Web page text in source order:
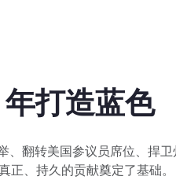
打造蓝色
、翻转美国参议员席位、捍
正、持久的贡献奠定了基础。